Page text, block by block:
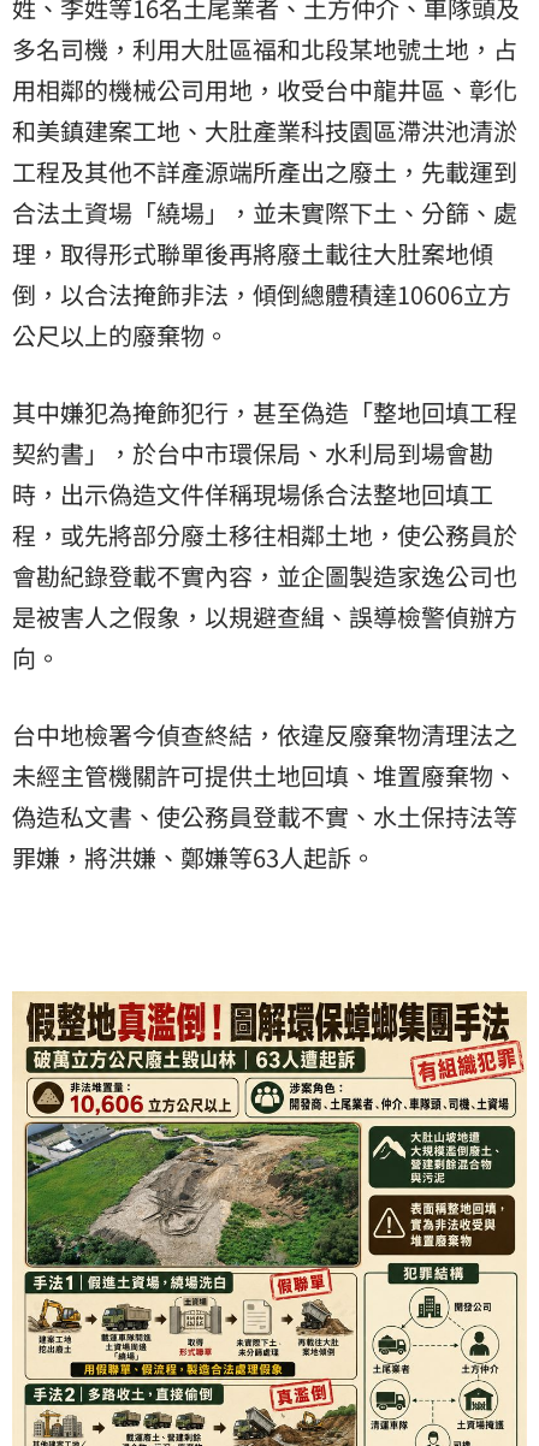
姓、李姓等16名土尾業者、土方仲介、車隊頭及
多名司機，利用大肚區福和北段某地號土地，占
用相鄰的機械公司用地，收受台中龍井區、彰化
和美鎮建案工地、大肚產業科技園區滯洪池清淤
工程及其他不詳產源端所產出之廢土，先載運到
合法土資場「繞場」，並未實際下土、分篩、處
理，取得形式聯單後再將廢土載往大肚案地傾
倒，以合法掩飾非法，傾倒總體積達10606立方
公尺以上的廢棄物。
其中嫌犯為掩飾犯行，甚至偽造「整地回填工程
契約書」，於台中市環保局、水利局到場會勘
時，出示偽造文件佯稱現場係合法整地回填工
程，或先將部分廢土移往相鄰土地，使公務員於
會勘紀錄登載不實內容，並企圖製造家逸公司也
是被害人之假象，以規避查緝、誤導檢警偵辦方
向。
台中地檢署今偵查終結，依違反廢棄物清理法之
未經主管機關許可提供土地回填、堆置廢棄物、
偽造私文書、使公務員登載不實、水土保持法等
罪嫌，將洪嫌、鄭嫌等63人起訴。